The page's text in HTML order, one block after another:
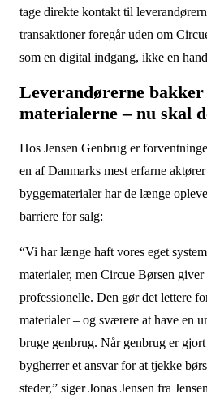
tage direkte kontakt til
transaktioner foregår uden om
som en digital indgang, ikke en
Leverandørerne
materialerne – nu skal
Hos Jensen Genbrug er
en af Danmarks mest erfarne
byggematerialer har de længe
barriere for salg:
“Vi har længe haft vores eget
materialer, men Circue Børsen
professionelle. Den gør det lettere
materialer – og sværere at have en
bruge genbrug. Når genbrug er
bygherrer et ansvar for at tjekke
steder,” siger Jonas Jensen fra